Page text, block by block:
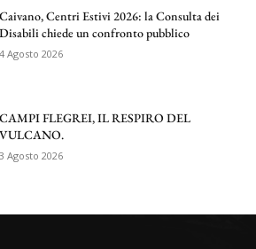
Caivano, Centri Estivi 2026: la Consulta dei
Disabili chiede un confronto pubblico
4 Agosto 2026
CAMPI FLEGREI, IL RESPIRO DEL
VULCANO.
3 Agosto 2026